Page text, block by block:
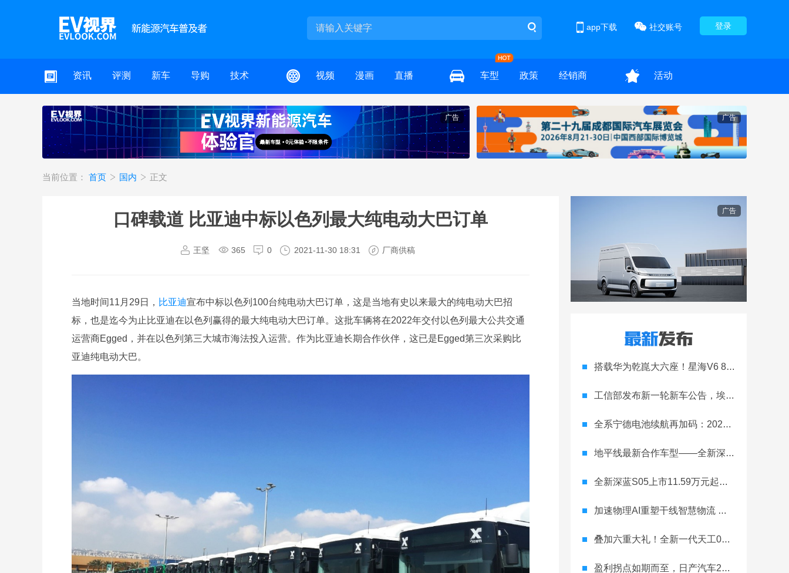
登录
社交账号
app下载
资讯 评测 新车 导购 技术 视频 漫画 直播 车型 政策 经销商 活动
广告 广告
当前位置： 首页 国内 正文
口碑载道 比亚迪中标以色列最大纯电动大巴订单
王坚 365 0 2021-11-30 18:31 厂商供稿
当地时间11月29日， 比亚迪宣布中标以色列100台纯电动大巴订单，这是当地有史以来最大的纯电动大巴招
标，也是迄今为止比亚迪在以色列赢得的最大纯电动大巴订单。这批车辆将在2022年交付以色列最大公共交通
运营商Egged，并在以色列第三大城市海法投入运营。作为比亚迪长期合作伙伴，这已是Egged第三次采购比
亚迪纯电动大巴。
广告
搭载华为乾崑大六座！星海V6 8月8日开启预售
工信部发布新一轮新车公告，埃安Ray 7引发关注
全系宁德电池续航再加码：2027款埃安RT上市，9.98万元起
地平线最新合作车型——全新深蓝S05正式上市！
全新深蓝S05上市11.59万元起，全球时尚激光智能SUV全面进阶
加速物理AI重塑干线智慧物流 智加科技战略合作图达通
叠加六重大礼！全新一代天工08 670 Max上市限时价17.99万元
盈利拐点如期而至，日产汽车26财年一季度财报释放稳健增长信号